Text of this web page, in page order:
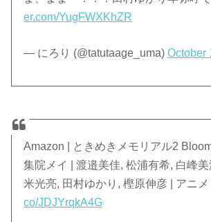
er.com/YugFWXKhZR
— にろり (@tatutaage_uma)October
Amazon | ときめきメモリアル2
集院メイ | 渡邉美佳, 松浦有希, 白峰
米光亮, 田村ゆかり, 樫原伸彦 | アニ
co/JDJYrqkA4G